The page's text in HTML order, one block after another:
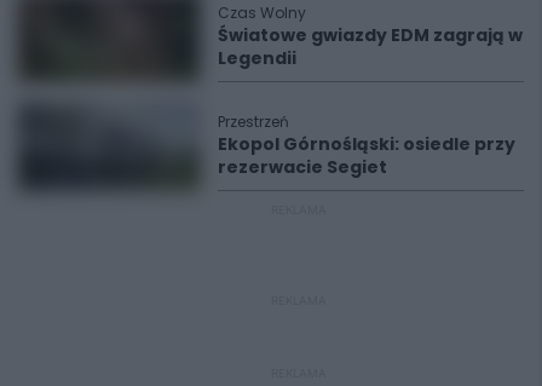
Czas Wolny
Światowe gwiazdy EDM zagrają w
Legendii
Przestrzeń
Ekopol Górnośląski: osiedle przy
rezerwacie Segiet